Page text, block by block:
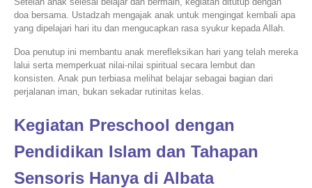
doa bersama. Ustadzah mengajak anak untuk mengingat kembali apa
yang dipelajari hari itu dan mengucapkan rasa syukur kepada Allah.
Doa penutup ini membantu anak merefleksikan hari yang telah mereka
lalui serta memperkuat nilai-nilai spiritual secara lembut dan
konsisten. Anak pun terbiasa melihat belajar sebagai bagian dari
perjalanan iman, bukan sekadar rutinitas kelas.
Kegiatan Preschool dengan
Pendidikan Islam dan Tahapan
Sensoris Hanya di Albata